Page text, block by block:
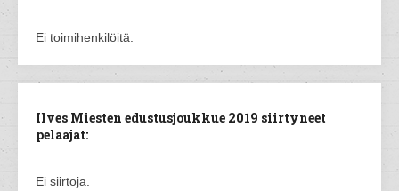
Ei toimihenkilöitä.
Ilves Miesten edustusjoukkue 2019 siirtyneet
pelaajat:
Ei siirtoja.